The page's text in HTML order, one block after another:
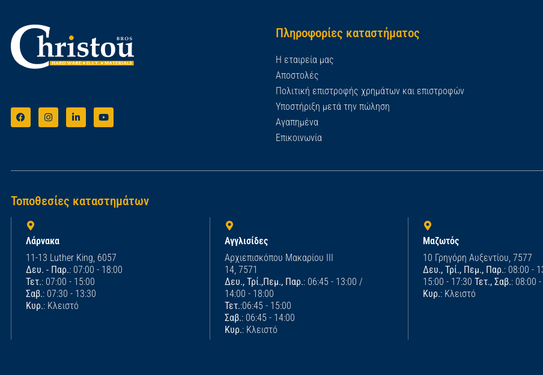
Πληροφορίες καταστήματος
Η εταιρεία μας
Αποστολές
Πολιτική επιστροφής χρημάτων και επιστροφών
Υποστήριξη μετά την πώληση
Αγαπημένα
Επικοινωνία
Τοποθεσίες καταστημάτων
Λάρνακα
11-13 Luther King, 6057
Δευ. - Παρ.: 07:00 - 18:00
Τετ.: 07:00 - 15:00
Σαβ.: 07:30 - 13:30
Κυρ.: Κλειστό
Αγγλισίδες
Αρχιεπισκόπου Μακαρίου ΙΙΙ
14, 7571
Δευ., Τρί.,Πεμ., Παρ.: 06:45 - 13:00 /
14:00 - 18:00
Τετ.:06:45 - 15:00
Σαβ.: 06:45 - 14:00
Κυρ.: Κλειστό
Μαζωτός
10 Γρηγόρη Αυξεντίου, 7577
Δευ., Τρί., Πεμ., Παρ.: 08:00 -
15:00 - 17:30 Τετ., Σαβ.: 08:00
Κυρ.: Κλειστό